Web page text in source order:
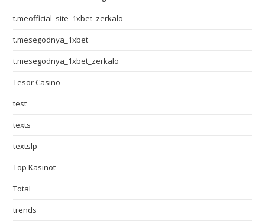
t.meofficial_site_1xbet_zerkalo
t.mesegodnya_1xbet
t.mesegodnya_1xbet_zerkalo
Tesor Casino
test
texts
textslp
Top Kasinot
Total
trends